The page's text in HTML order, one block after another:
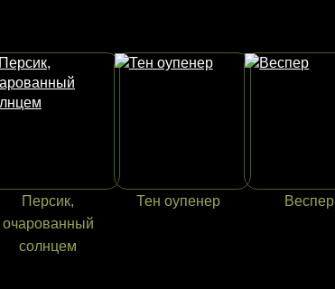
Персик,
очарованный
солнцем
Тен оупенер Веспер